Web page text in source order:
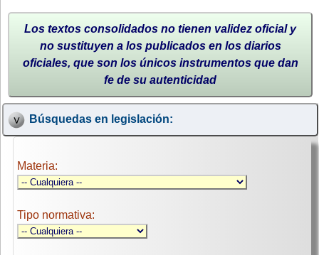
Los textos consolidados no tienen validez oficial y
no sustituyen a los publicados en los diarios
oficiales, que son los únicos instrumentos que dan
fe de su autenticidad
Búsquedas en legislación:
Materia:
Tipo normativa: